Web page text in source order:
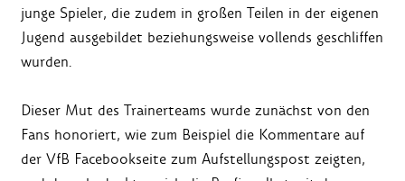
junge Spieler, die zudem in großen Teilen in der eigenen
Jugend ausgebildet beziehungsweise vollends geschliffen
wurden.
Dieser Mut des Trainerteams wurde zunächst von den
Fans honoriert, wie zum Beispiel die Kommentare auf
der VfB Facebookseite zum Aufstellungspost zeigten,